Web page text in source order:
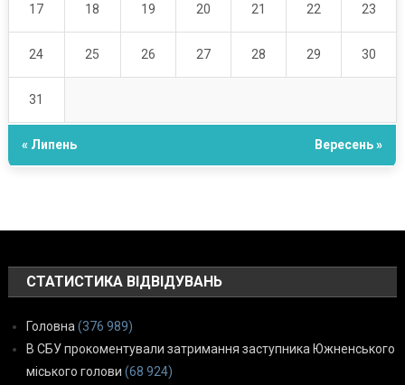
17 18 19 20 21 22 23
24 25 26 27 28 29 30
31
« Липень Вересень »
СТАТИСТИКА ВІДВІДУВАНЬ
Головна (376 989)
В СБУ прокоментували затримання заступника Южненського
міського голови (68 924)